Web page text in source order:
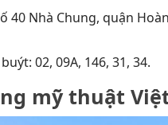
40 Nhà Chung, quận
buýt: 02, 09A, 146, 31, 34.
mỹ thuật